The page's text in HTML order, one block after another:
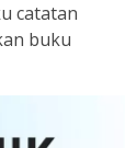
catatan
buku